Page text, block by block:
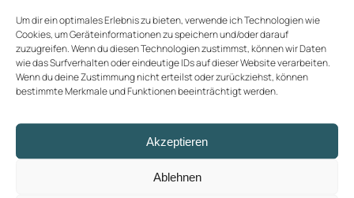
Um dir ein optimales Erlebnis zu bieten, verwende ich Technologien wie
Cookies, um Geräteinformationen zu speichern und/oder darauf
zuzugreifen. Wenn du diesen Technologien zustimmst, können wir Daten
wie das Surfverhalten oder eindeutige IDs auf dieser Website verarbeiten.
Wenn du deine Zustimmung nicht erteilst oder zurückziehst, können
bestimmte Merkmale und Funktionen beeinträchtigt werden.
Akzeptieren
Ablehnen
Bye Bye Benz
Gestern habe ich nach fünfeinhalb Jahren und
knapp einhundertachttausend Kilometern auf dem
Fahrersitz mein Auto verkauft. Das beste,
zuverlässigste Auto der Welt. Bye bye, Benz.